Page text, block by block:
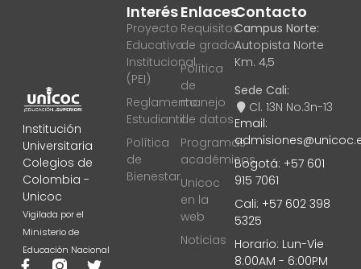
Institución
Universitaria
Colegios de
Colombia -
Unicoc
Vigilada por el
Ministerio de
Educación Nacional
Enlaces
Requisitos
de grado
Política
de
manejo
de datos
Programas
académicos
Unicoc
en la
web
Noticias
Interés
Proyecto
Educativo
Institucional
(PEI)
Reglamento
Estudiantil
Política
de
Bienestar
Contacto
Campus Norte:
Autopista Norte
Km. 4,5
Sede Cali:
Cl. 13N No.3n-13
Email:
Bogotá: +57 601
915 7061
Cali: +57 602 398
5325
Horario: Lun-Vie
8:00AM - 6:00PM